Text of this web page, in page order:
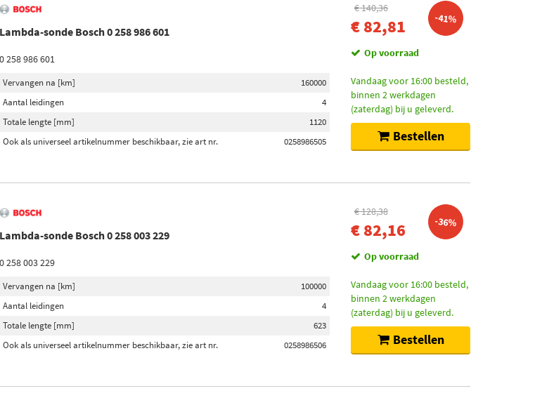
Lambda-sonde Bosch 0 258 986 601
0 258 986 601
Vervangen na [km]
160000
Aantal leidingen
4
Totale lengte [mm]
1120
Ook als universeel artikelnummer beschikbaar, zie art nr.
0258986505
€ 140,36
€ 82,81 -41%
Op voorraad
Vandaag voor 16:00 besteld,
binnen 2 werkdagen
(zaterdag) bij u geleverd.
Bestellen
Lambda-sonde Bosch 0 258 003 229
0 258 003 229
Vervangen na [km]
100000
Aantal leidingen
4
Totale lengte [mm]
623
Ook als universeel artikelnummer beschikbaar, zie art nr.
0258986506
€ 128,38
€ 82,16 -36%
Op voorraad
Vandaag voor 16:00 besteld,
binnen 2 werkdagen
(zaterdag) bij u geleverd.
Bestellen